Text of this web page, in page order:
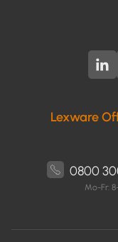
Lexware
0800
Mo-Fr: